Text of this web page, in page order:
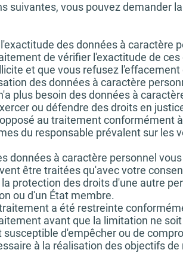
suivantes, vous pouvez demander
des données à caractère
de vérifier l'exactitude de ces
et que vous refusez
des données à caractère
plus besoin des données à
ou défendre des droits en
au traitement conformément
du responsable prévalent sur les
données à caractère personnel
être traitées qu'avec votre
protection des droits d'une autre
ou d'un État membre.
a été restreinte
avant que la limitation ne
susceptible d'empêcher ou de
à la réalisation des objectifs de